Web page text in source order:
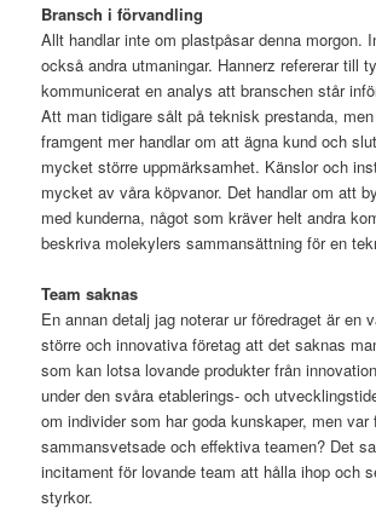
Bransch i förvandling
Allt handlar inte om plastpåsar denna morgon.
också andra utmaningar. Hannerz refererar till
kommunicerat en analys att branschen står
Att man tidigare sålt på teknisk prestanda,
framgent mer handlar om att ägna kund och
mycket större uppmärksamhet. Känslor och
mycket av våra köpvanor. Det handlar om att
med kunderna, något som kräver helt andra
beskriva molekylers sammansättning för en
Team saknas
En annan detalj jag noterar ur föredraget är en
större och innovativa företag att det saknas
som kan lotsa lovande produkter från
under den svåra etablerings- och
om individer som har goda kunskaper, men var
sammansvetsade och effektiva teamen? Det
incitament för lovande team att hålla ihop och
styrkor.